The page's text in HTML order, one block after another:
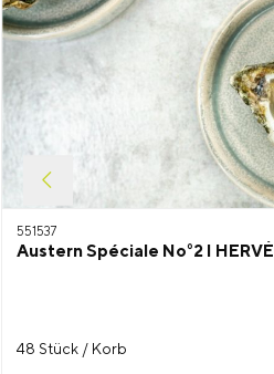
551537
Austern Spéciale No°2 I HERVÉ
48 Stück / Korb